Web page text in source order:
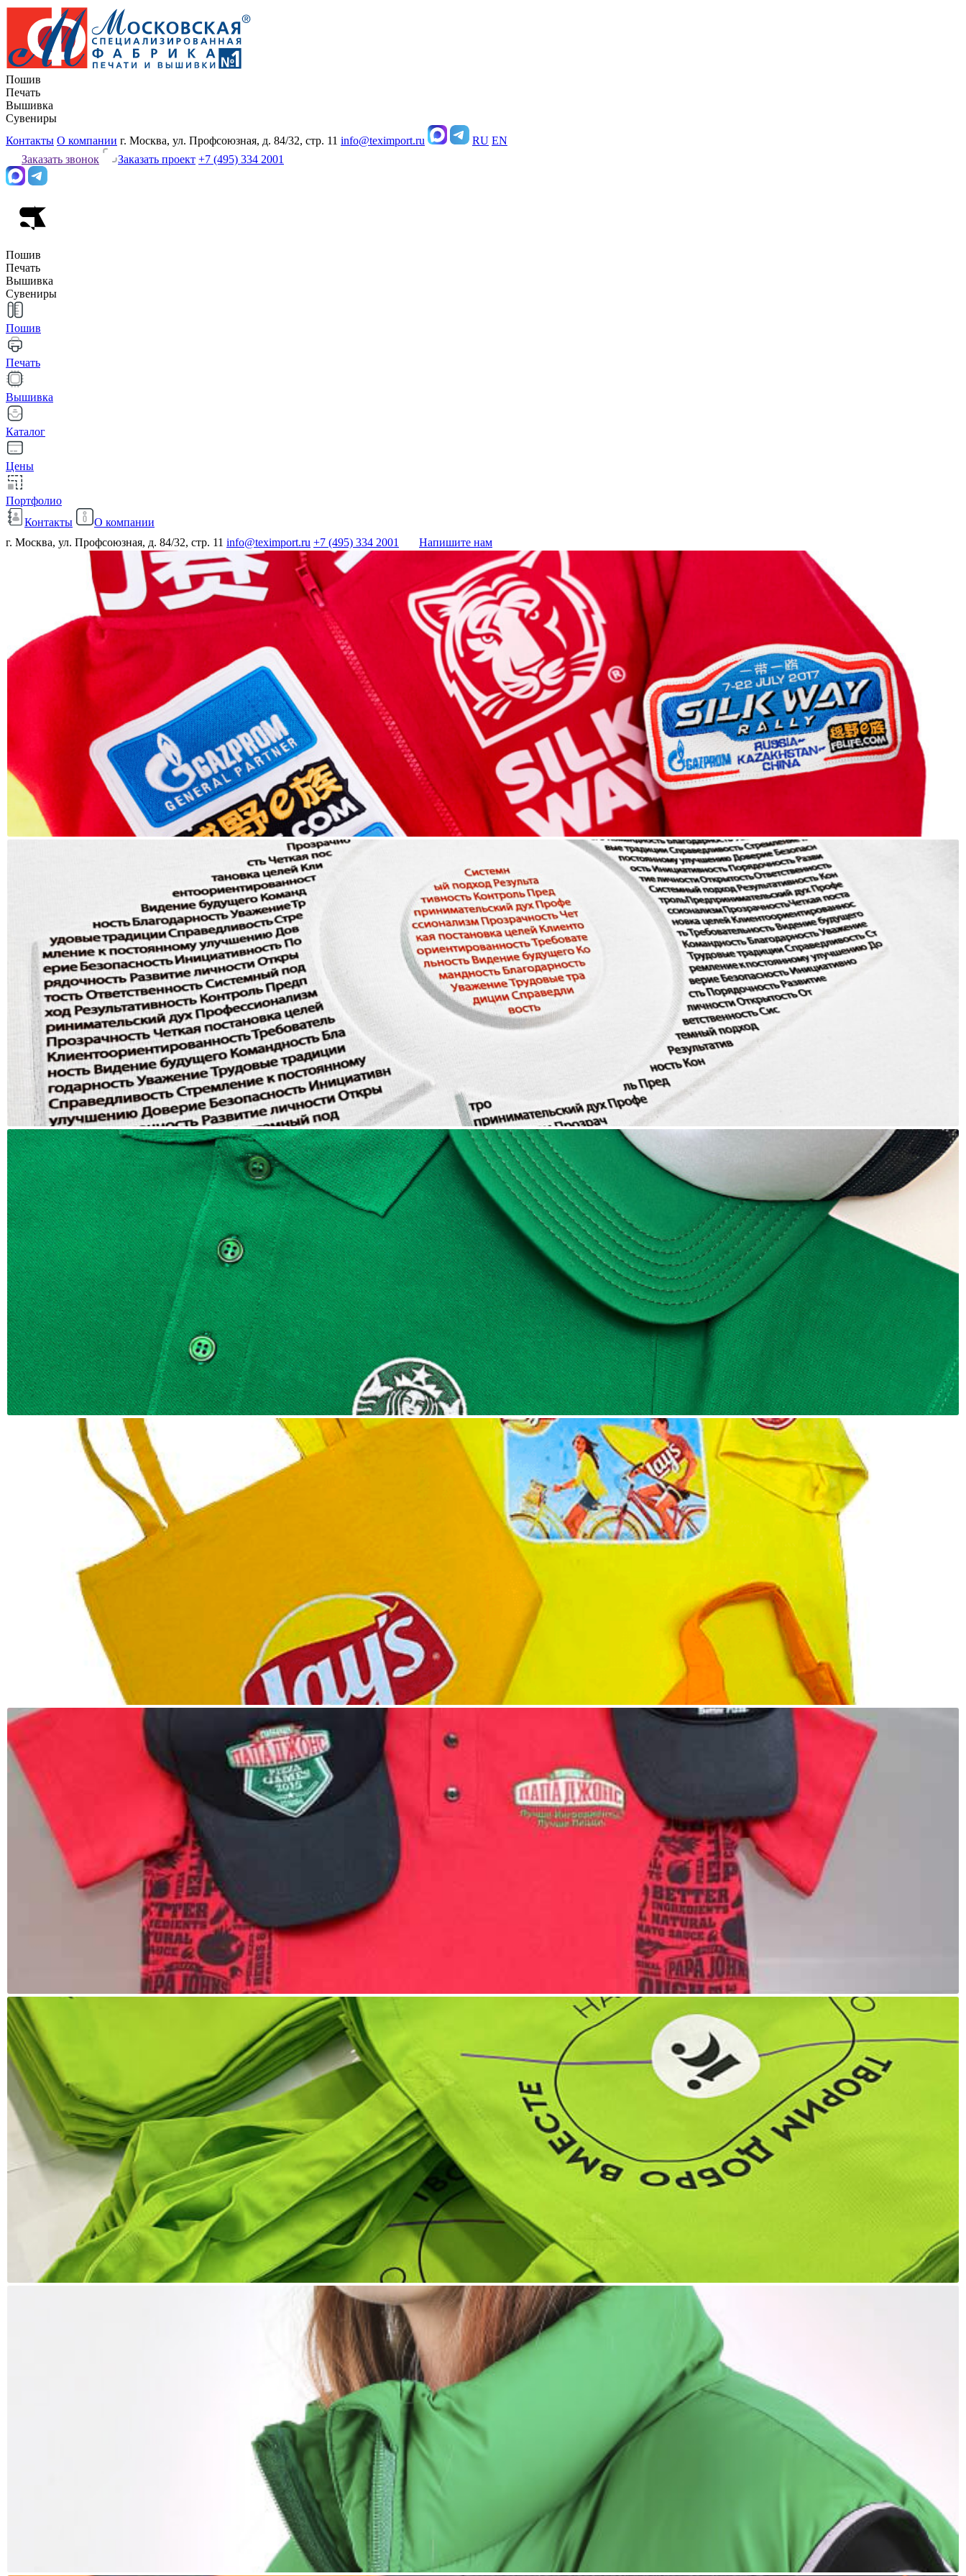
Пошив
Печать
Вышивка
Сувениры
Контакты О компании г. Москва, ул. Профсоюзная, д. 84/32, стр. 11 info@teximport.ru RU EN
Заказать звонок
Заказать проект +7 (495) 334 2001
Пошив
Печать
Вышивка
Сувениры
Пошив
Печать
Вышивка
Каталог
Цены
Портфолио
Контакты
О компании
г. Москва, ул. Профсоюзная, д. 84/32, стр. 11 info@teximport.ru +7 (495) 334 2001 Напишите нам